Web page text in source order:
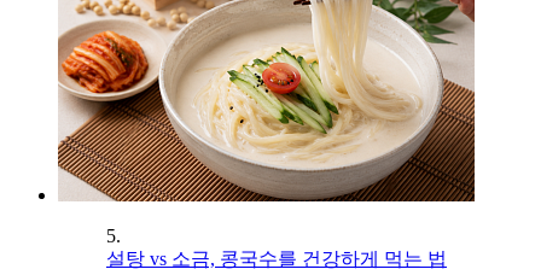
5.
설탕 vs 소금, 콩국수를 건강하게 먹는 법